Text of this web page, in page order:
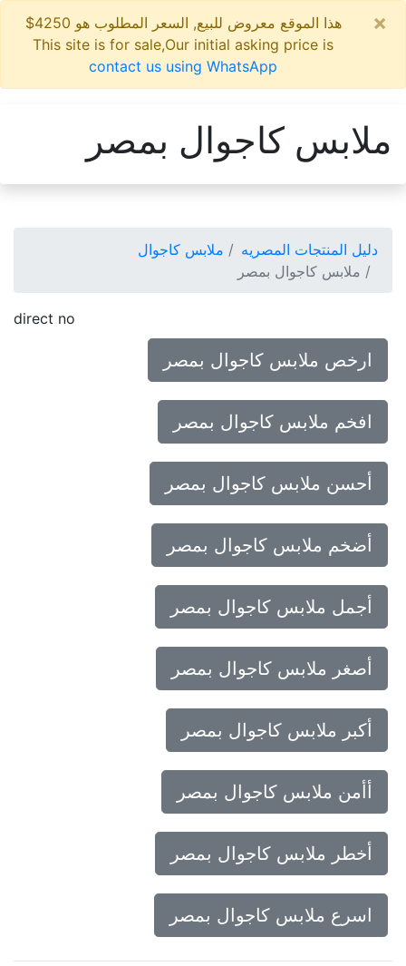
هذا الموقع معروض للبيع, السعر المطلوب هو 4250$
This site is for sale,Our initial asking price is
contact us using WhatsApp
ملابس كاجوال بمصر
دليل المنتجات المصريه
ملابس كاجوال
ملابس كاجوال بمصر
direct no
ارخص ملابس كاجوال بمصر
افخم ملابس كاجوال بمصر
أحسن ملابس كاجوال بمصر
أضخم ملابس كاجوال بمصر
أجمل ملابس كاجوال بمصر
أصغر ملابس كاجوال بمصر
أكبر ملابس كاجوال بمصر
أأمن ملابس كاجوال بمصر
أخطر ملابس كاجوال بمصر
اسرع ملابس كاجوال بمصر